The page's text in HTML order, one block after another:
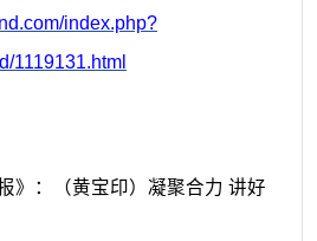
index.php?
1119131.html
》：（黄宝印）凝聚合力 讲好